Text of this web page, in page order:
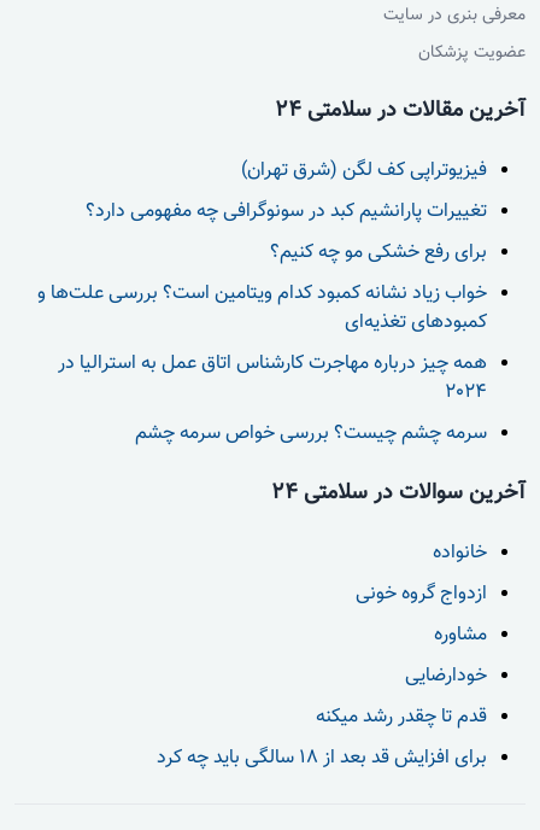
معرفی بنری در سایت
عضویت پزشکان
آخرین مقالات در سلامتی 24
فیزیوتراپی کف لگن (شرق تهران)
تغییرات پارانشیم کبد در سونوگرافی چه مفهومی دارد؟
برای رفع خشکی مو چه کنیم؟
خواب زیاد نشانه کمبود کدام ویتامین است؟ بررسی علت‌ها و
کمبودهای تغذیه‌ای
همه چیز درباره مهاجرت کارشناس اتاق عمل به استرالیا در
2024
سرمه چشم چیست؟ بررسی خواص سرمه چشم
آخرین سوالات در سلامتی 24
خانواده
ازدواج گروه خونی
مشاوره
خودارضایی
قدم تا چقدر رشد میکنه
برای افزایش قد بعد از 18 سالگی باید چه کرد